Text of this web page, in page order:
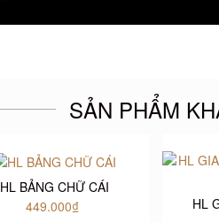
SẢN PHẨM
HL BẢNG CHỮ CÁI
449.000₫
HL